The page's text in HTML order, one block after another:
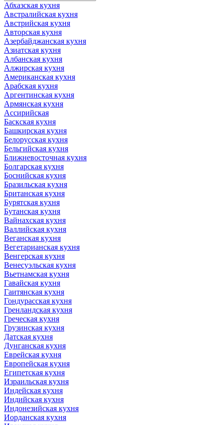
Абхазская кухня
Австралийская кухня
Австрийская кухня
Авторская кухня
Азербайджанская кухня
Азиатская кухня
Албанская кухня
Алжирская кухня
Американская кухня
Арабская кухня
Аргентинская кухня
Армянская кухня
Ассирийская
Баскская кухня
Башкирская кухня
Белорусская кухня
Бельгийская кухня
Ближневосточная кухня
Болгарская кухня
Боснийская кухня
Бразильская кухня
Британская кухня
Бурятская кухня
Бутанская кухня
Вайнахская кухня
Валлийская кухня
Веганская кухня
Вегетарианская кухня
Венгерская кухня
Венесуэльская кухня
Вьетнамская кухня
Гавайская кухня
Гаитянская кухня
Гондурасская кухня
Гренландская кухня
Греческая кухня
Грузинская кухня
Датская кухня
Дунганская кухня
Еврейская кухня
Европейская кухня
Египетская кухня
Израильская кухня
Индейская кухня
Индийская кухня
Индонезийская кухня
Иорданская кухня